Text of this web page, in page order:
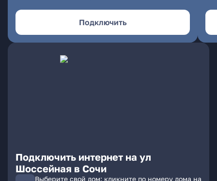
Подключить
Подключить интернет на ул
Шоссейная в Сочи
Выберите свой дом: кликните по номеру дома на